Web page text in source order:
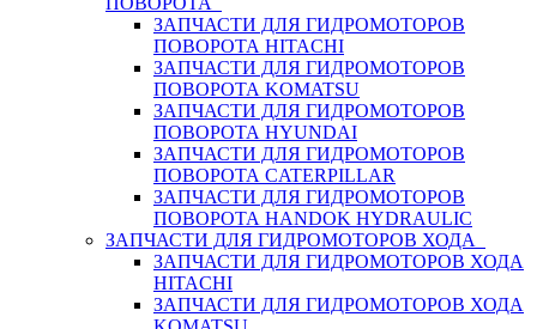
ЗАПЧАСТИ ДЛЯ ГИДРОМОТОРОВ
ПОВОРОТА HITACHI
ЗАПЧАСТИ ДЛЯ ГИДРОМОТОРОВ
ПОВОРОТА KOMATSU
ЗАПЧАСТИ ДЛЯ ГИДРОМОТОРОВ
ПОВОРОТА HYUNDAI
ЗАПЧАСТИ ДЛЯ ГИДРОМОТОРОВ
ПОВОРОТА CATERPILLAR
ЗАПЧАСТИ ДЛЯ ГИДРОМОТОРОВ
ПОВОРОТА HANDOK HYDRAULIC
ЗАПЧАСТИ ДЛЯ ГИДРОМОТОРОВ ХОДА
ЗАПЧАСТИ ДЛЯ ГИДРОМОТОРОВ ХОДА
HITACHI
ЗАПЧАСТИ ДЛЯ ГИДРОМОТОРОВ ХОДА